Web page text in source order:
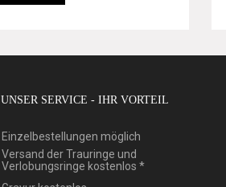
UNSER SERVICE - IHR VORTEIL
Einzelbestellungen möglich
Versand der Trauringe und
Verlobungsringe kostenlos *